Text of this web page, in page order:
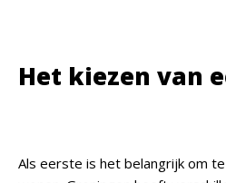
Het kiezen van
Als eerste is het belangrijk om